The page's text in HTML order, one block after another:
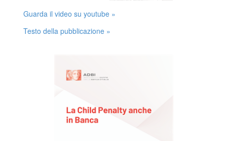
Guarda il video su youtube »
Testo della pubblicazione »